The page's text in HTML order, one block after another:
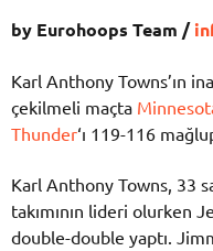
by Eurohoops Team /
Karl Anthony Towns’ın
çekilmeli maçta
Thunder‘ı 119-116
Karl Anthony Towns, 33
takımının lideri olurken
double-double yaptı.